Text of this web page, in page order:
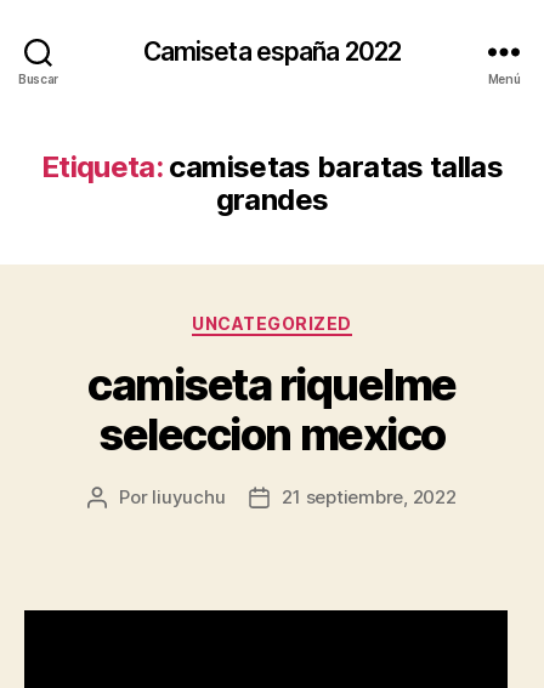
Buscar
Camiseta españa 2022
Menú
Etiqueta: camisetas baratas tallas
grandes
Categorías
UNCATEGORIZED
camiseta riquelme
seleccion mexico
Autor
Por liuyuchu
Fecha21 septiembre, 2022